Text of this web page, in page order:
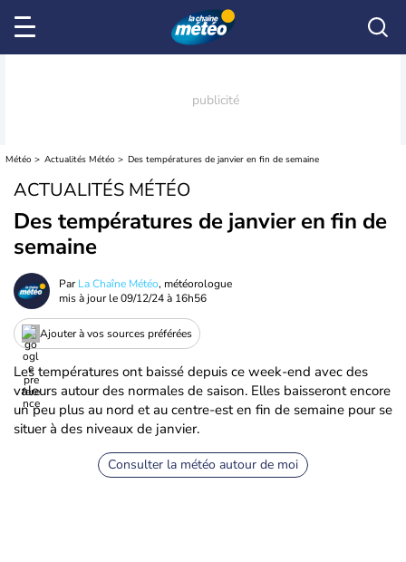
Météo Actualités Météo Des températures de janvier en fin de semaine
ACTUALITÉS MÉTÉO
Des températures de janvier en fin de
semaine
ParLa Chaîne Météo, météorologue
mis à jour le09/12/24 à 16h56
Ajouter à vos sources préférées
Les températures ont baissé depuis ce week-end avec des
valeurs autour des normales de saison. Elles baisseront encore
un peu plus au nord et au centre-est en fin de semaine pour se
situer à des niveaux de janvier.
Consulter la météo autour de moi